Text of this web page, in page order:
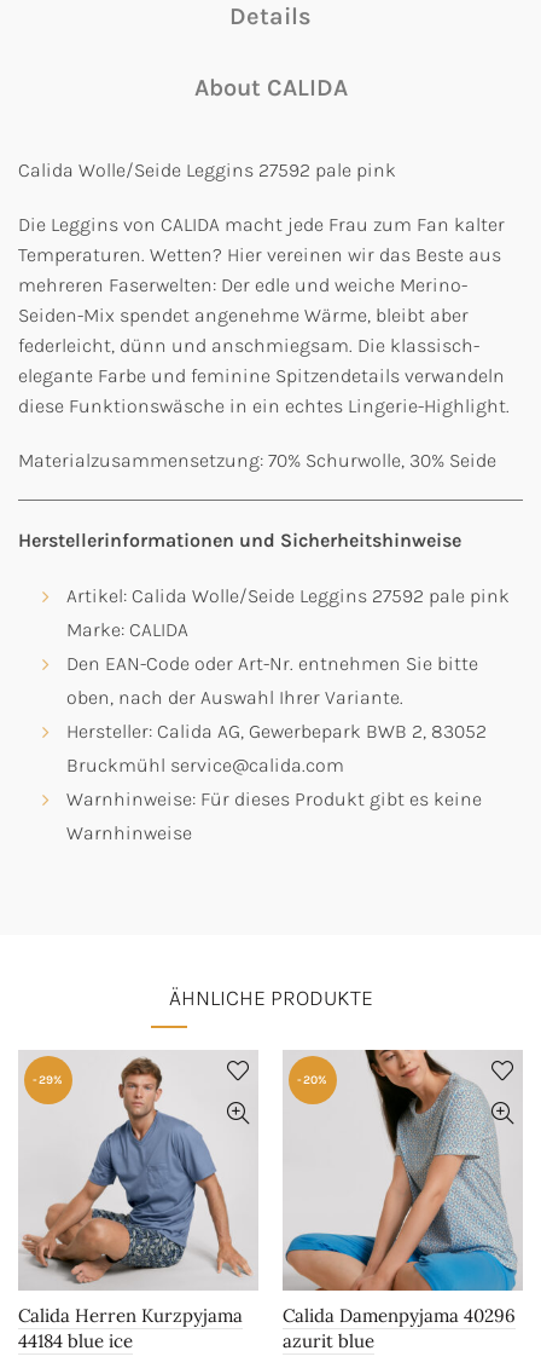
Details
About CALIDA
Calida Wolle/Seide Leggins 27592 pale pink
Die Leggins von CALIDA macht jede Frau zum Fan kalter
Temperaturen. Wetten? Hier vereinen wir das Beste aus
mehreren Faserwelten: Der edle und weiche Merino-
Seiden-Mix spendet angenehme Wärme, bleibt aber
federleicht, dünn und anschmiegsam. Die klassisch-
elegante Farbe und feminine Spitzendetails verwandeln
diese Funktionswäsche in ein echtes Lingerie-Highlight.
Materialzusammensetzung: 70% Schurwolle, 30% Seide
Herstellerinformationen und Sicherheitshinweise
Artikel: Calida Wolle/Seide Leggins 27592 pale pink
Marke: CALIDA
Den EAN-Code oder Art-Nr. entnehmen Sie bitte
oben, nach der Auswahl Ihrer Variante.
Hersteller: Calida AG, Gewerbepark BWB 2, 83052
Bruckmühl service@calida.com
Warnhinweise: Für dieses Produkt gibt es keine
Warnhinweise
ÄHNLICHE PRODUKTE
-29%
Calida Herren Kurzpyjama
44184 blue ice
-20%
Calida Damenpyjama 40296
azurit blue